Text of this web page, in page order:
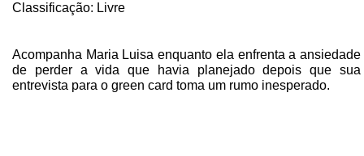
Classificação: Livre
Acompanha Maria Luisa enquanto ela enfrenta a ansiedade
de perder a vida que havia planejado depois que sua
entrevista para o green card toma um rumo inesperado.